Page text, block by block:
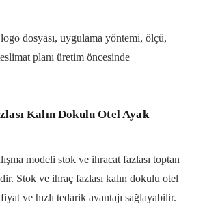
dosyası, uygulama yöntemi, ölçü,
planı üretim öncesinde
Kalın Dokulu Otel Ayak
modeli stok ve ihracat fazlası toptan
Stok ve ihraç fazlası kalın dokulu otel
ve hızlı tedarik avantajı sağlayabilir.